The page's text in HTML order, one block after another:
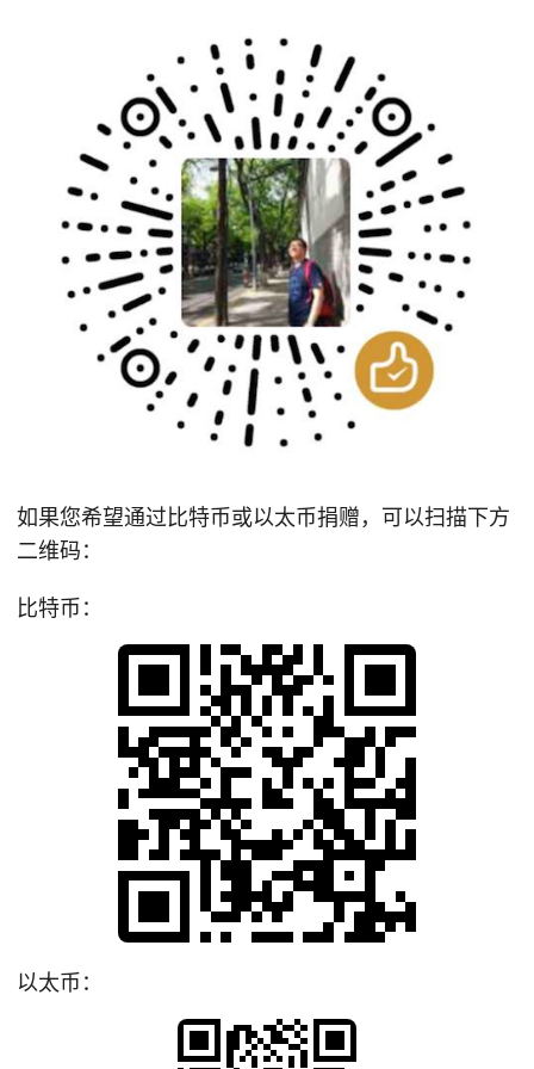
如果您希望通过比特币或以太币捐赠，可以扫描下方
二维码：
比特币：
以太币：